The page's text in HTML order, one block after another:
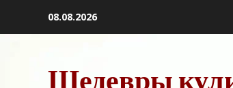
08.08.2026
Шедевры